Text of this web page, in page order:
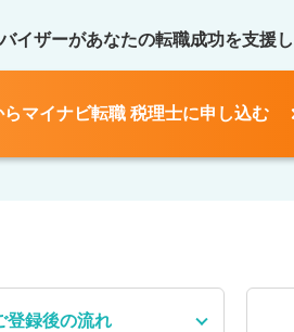
イザーがあなたの転職成功を支援
マイナビ転職 税理士に申し込む
登録後の流れ